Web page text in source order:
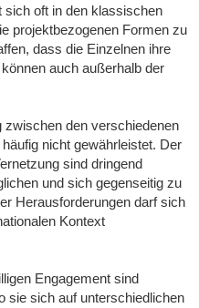
sich oft in den klassischen
projektbezogenen Formen zu
dass die Einzelnen ihre
auch außerhalb der
zwischen den verschiedenen
nicht gewährleistet. Der
sind dringend
und sich gegenseitig zu
Herausforderungen darf sich
Kontext
Engagement sind
sie sich auf unterschiedlichen